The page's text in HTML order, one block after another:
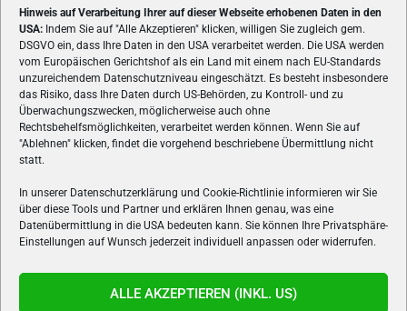
Hinweis auf Verarbeitung Ihrer auf dieser Webseite erhobenen Daten in den
USA: Indem Sie auf "Alle Akzeptieren" klicken, willigen Sie zugleich gem.
DSGVO ein, dass Ihre Daten in den USA verarbeitet werden. Die USA werden
vom Europäischen Gerichtshof als ein Land mit einem nach EU-Standards
unzureichendem Datenschutzniveau eingeschätzt. Es besteht insbesondere
das Risiko, dass Ihre Daten durch US-Behörden, zu Kontroll- und zu
Überwachungszwecken, möglicherweise auch ohne
Rechtsbehelfsmöglichkeiten, verarbeitet werden können. Wenn Sie auf
"Ablehnen" klicken, findet die vorgehend beschriebene Übermittlung nicht
statt.
In unserer Datenschutzerklärung und Cookie-Richtlinie informieren wir Sie
über diese Tools und Partner und erklären Ihnen genau, was eine
Datenübermittlung in die USA bedeuten kann. Sie können Ihre Privatsphäre-
Einstellungen auf Wunsch jederzeit individuell anpassen oder widerrufen.
ALLE AKZEPTIEREN (INKL. US)
ÜBER UNS
VON GAMERN, FÜR GAMER! Gamers.at ist das älteste Online-
Spielemagazin Österreichs und bringt täglich aktuelle News,
Reviews und Videos zu PC- und Konsolenspielen, Gaming-
Hardware und aus der Welt des e-Sport's.
FOLGE UNS